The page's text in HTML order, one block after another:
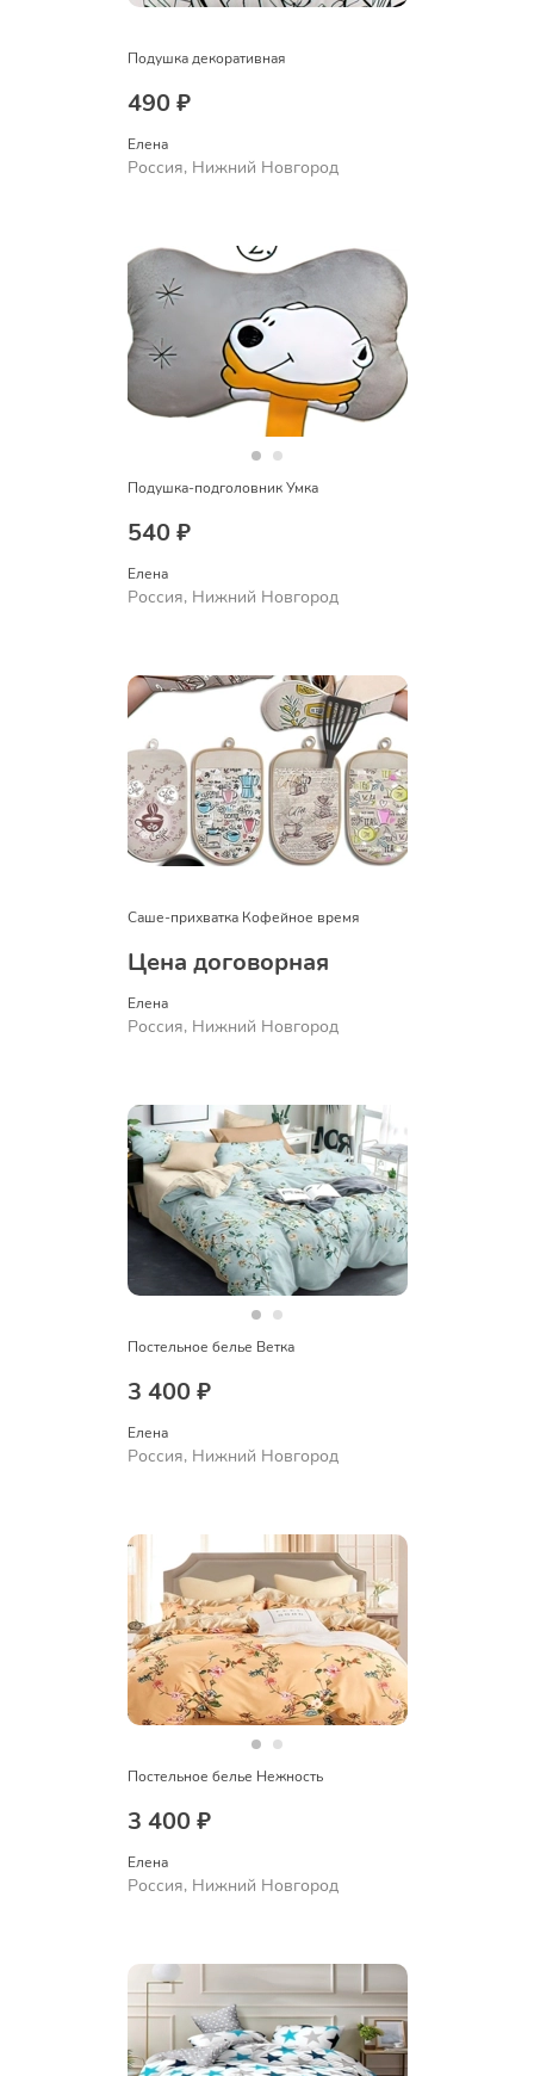
Подушка декоративная
490 ₽
Елена
Россия, Нижний Новгород
Подушка-подголовник Умка
540 ₽
Елена
Россия, Нижний Новгород
Саше-прихватка Кофейное время
Цена договорная
Елена
Россия, Нижний Новгород
Постельное белье Ветка
3 400 ₽
Елена
Россия, Нижний Новгород
Постельное белье Нежность
3 400 ₽
Елена
Россия, Нижний Новгород